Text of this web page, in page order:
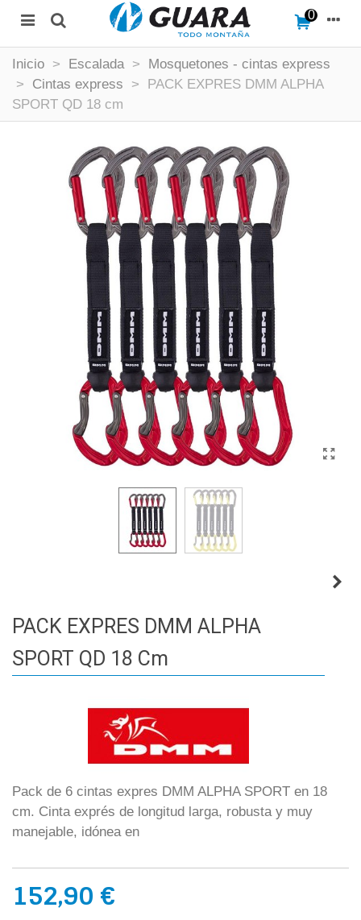
0
Inicio > Escalada >
Mosquetones - cintas express
>
Cintas express >
PACK EXPRES DMM ALPHA
SPORT QD 18 cm
PACK EXPRES DMM ALPHA
SPORT QD 18 Cm
Pack de 6 cintas expres DMM ALPHA SPORT en 18
cm. Cinta exprés de longitud larga, robusta y muy
manejable, idónea en
152,90 €